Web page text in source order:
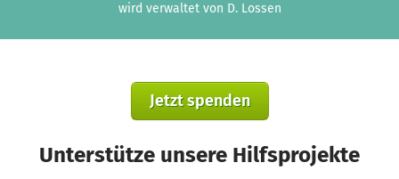
wird verwaltet von D. Lossen
Jetzt spenden
Unterstütze unsere Hilfsprojekte